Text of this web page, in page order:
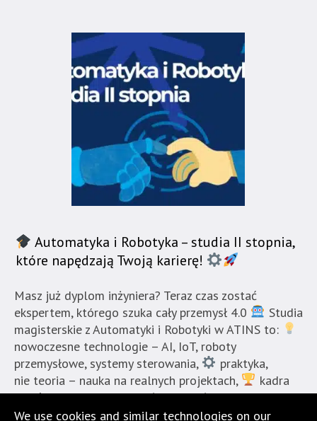
Automatyka i Robotyka – studia II stopnia,
które napędzają Twoją karierę!
Masz już dyplom inżyniera? Teraz czas zostać
ekspertem, którego szuka cały przemysł 4.0
Studia
magisterskie z Automatyki i Robotyki w ATINS to:
nowoczesne technologie – AI, IoT, roboty
przemysłowe, systemy sterowania,
praktyka,
nie teoria – nauka na realnych projektach,
kadra
z doświadczeniem w branży i najwyższa akredytacja
kierunku. Dołącz do liderów,
We use cookies and similar technologies on our